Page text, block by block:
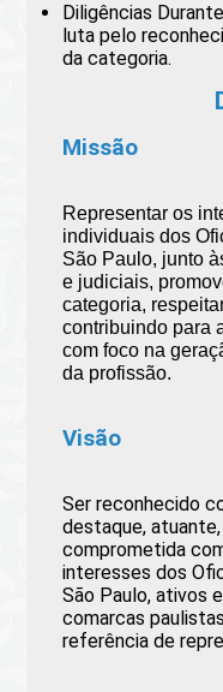
Diligências
luta pelo
da categoria.
Missão
Representar os
individuais dos
São Paulo, junto
e judiciais,
categoria,
contribuindo para
com foco na
da profissão.
Visão
Ser reconhecido
destaque,
comprometida
interesses dos
São Paulo, ativos
comarcas
referência de